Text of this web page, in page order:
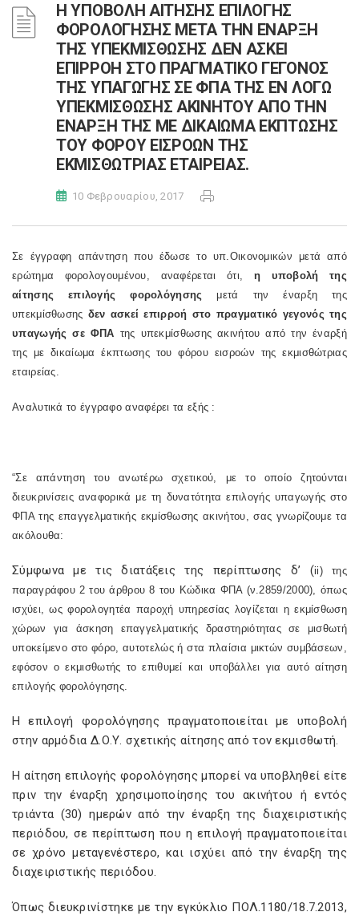
Η ΥΠΟΒΟΛΗ ΑΙΤΗΣΗΣ ΕΠΙΛΟΓΗΣ
ΦΟΡΟΛΟΓΗΣΗΣ ΜΕΤΑ ΤΗΝ ΕΝΑΡΞΗ
ΤΗΣ ΥΠΕΚΜΙΣΘΩΣΗΣ ΔΕΝ ΑΣΚΕΙ
ΕΠΙΡΡΟΗ ΣΤΟ ΠΡΑΓΜΑΤΙΚΟ ΓΕΓΟΝΟΣ
ΤΗΣ ΥΠΑΓΩΓΗΣ ΣΕ ΦΠΑ ΤΗΣ ΕΝ ΛΟΓΩ
ΥΠΕΚΜΙΣΘΩΣΗΣ ΑΚΙΝΗΤΟΥ ΑΠΟ ΤΗΝ
ΕΝΑΡΞΗ ΤΗΣ ΜΕ ΔΙΚΑΙΩΜΑ ΕΚΠΤΩΣΗΣ
ΤΟΥ ΦΟΡΟΥ ΕΙΣΡΟΩΝ ΤΗΣ
ΕΚΜΙΣΘΩΤΡΙΑΣ ΕΤΑΙΡΕΙΑΣ.
10 Φεβρουαρίου, 2017
Σε έγγραφη απάντηση που έδωσε το υπ.Οικονομικών μετά από
ερώτημα φορολογουμένου, αναφέρεται ότι, η υποβολή της
αίτησης επιλογής φορολόγησης
μετά την έναρξη της
υπεκμίσθωσης δεν ασκεί επιρροή στο πραγματικό γεγονός της
υπαγωγής σε ΦΠΑ της υπεκμίσθωσης ακινήτου από την έναρξή
της με δικαίωμα έκπτωσης του φόρου εισροών της εκμισθώτριας
εταιρείας.
Αναλυτικά το έγγραφο αναφέρει τα εξής :
“Σε απάντηση του ανωτέρω σχετικού, με το οποίο ζητούνται
διευκρινίσεις αναφορικά με τη δυνατότητα επιλογής υπαγωγής στο
ΦΠΑ της επαγγελματικής εκμίσθωσης ακινήτου, σας γνωρίζουμε τα
ακόλουθα:
Σύμφωνα με τις διατάξεις της περίπτωσης δ’ (ii) της
παραγράφου 2 του άρθρου 8 του Κώδικα ΦΠΑ (ν.2859/2000), όπως
ισχύει, ως φορολογητέα παροχή υπηρεσίας λογίζεται η εκμίσθωση
χώρων για άσκηση επαγγελματικής δραστηριότητας σε μισθωτή
υποκείμενο στο φόρο, αυτοτελώς ή στα πλαίσια μικτών συμβάσεων,
εφόσον ο εκμισθωτής το επιθυμεί και υποβάλλει για αυτό αίτηση
επιλογής φορολόγησης.
Η επιλογή φορολόγησης πραγματοποιείται με υποβολή
στην αρμόδια Δ.Ο.Υ. σχετικής αίτησης από τον εκμισθωτή.
Η αίτηση επιλογής φορολόγησης μπορεί να υποβληθεί είτε
πριν την έναρξη χρησιμοποίησης του ακινήτου ή εντός
τριάντα (30) ημερών από την έναρξη της διαχειριστικής
περιόδου, σε περίπτωση που η επιλογή πραγματοποιείται
σε χρόνο μεταγενέστερο, και ισχύει από την έναρξη της
διαχειριστικής περιόδου.
Όπως διευκρινίστηκε με την εγκύκλιο ΠΟΛ.1180/18.7.2013,